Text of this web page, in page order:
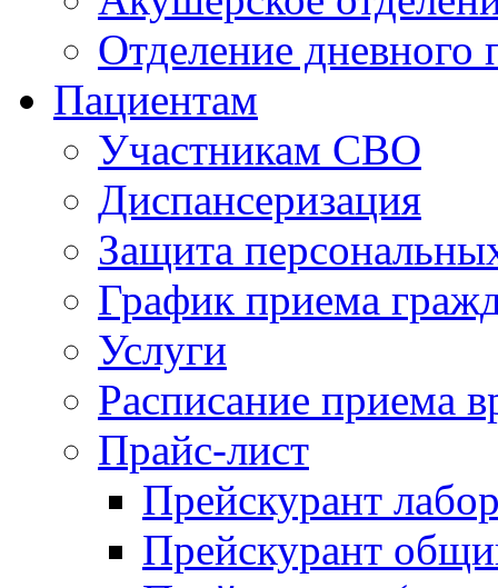
Отделение дневного
Пациентам
Участникам СВО
Диспансеризация
Защита
График приема
Услуги
Расписание приема
Прайс-лист
Прейскурант
Прейскурант